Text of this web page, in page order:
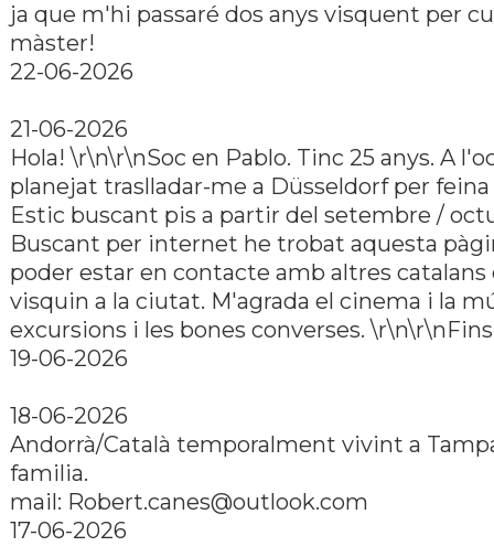
ja que m'hi passaré dos anys visquent per
màster!
22-06-2026
21-06-2026
Hola! \r\n\r\nSoc en Pablo. Tinc 25 anys. A
planejat traslladar-me a Düsseldorf per
Estic buscant pis a partir del setembre /
Buscant per internet he trobat aquesta
poder estar en contacte amb altres catalans
visquin a la ciutat. M'agrada el cinema i la
excursions i les bones converses.
19-06-2026
18-06-2026
Andorrà/Català temporalment vivint a
familia.
mail: Robert.canes@outlook.com
17-06-2026